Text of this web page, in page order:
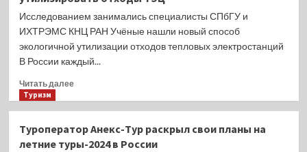
очистки
сточных
вод
Исследованием занимались специалисты СПбГУ и
ИХТРЭМС КНЦ РАН Учёные нашли новый способ
экологичной утилизации отходов тепловых электростанций
В России каждый...
Читать далееПрочитать
учёные
придумали,
Туризм
Туроператор Анекс-Тур раскрыл свои планы на
летние туры-2024 в России